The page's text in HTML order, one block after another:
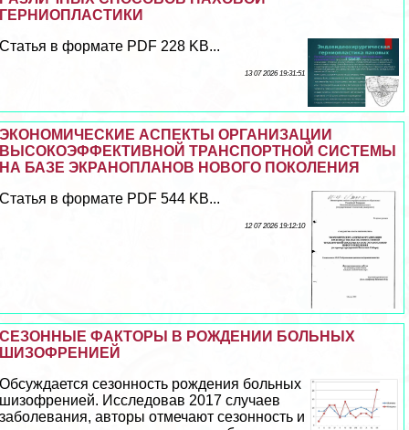
ГЕРНИОПЛАСТИКИ
Статья в формате PDF 228 KB...
13 07 2026 19:31:51
ЭКОНОМИЧЕСКИЕ АСПЕКТЫ ОРГАНИЗАЦИИ
ВЫСОКОЭФФЕКТИВНОЙ ТРАНСПОРТНОЙ СИСТЕМЫ
НА БАЗЕ ЭКРАНОПЛАНОВ НОВОГО ПОКОЛЕНИЯ
Статья в формате PDF 544 KB...
12 07 2026 19:12:10
СЕЗОННЫЕ ФАКТОРЫ В РОЖДЕНИИ БОЛЬНЫХ
ШИЗОФРЕНИЕЙ
Обсуждается сезонность рождения больных
шизофренией. Исследовав 2017 случаев
заболевания, авторы отмечают сезонность и